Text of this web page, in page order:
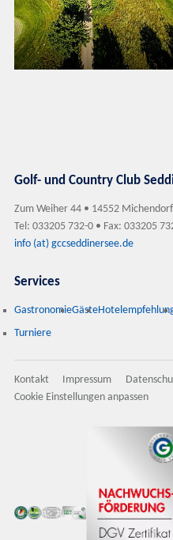
Golf- und Country Club
Zum Weiher 44 • 14552 Michendorf
Tel: 033205 732-0 • Fax: 033205
info (at) gccseddinersee.de
Services
GastronomieGäste
Turniere
Kontakt Impressum
Cookie Einstellungen anpassen